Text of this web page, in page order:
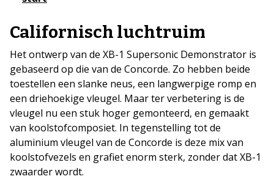
Californisch luchtruim
Het ontwerp van de XB-1 Supersonic Demonstrator is
gebaseerd op die van de Concorde. Zo hebben beide
toestellen een slanke neus, een langwerpige romp en
een driehoekige vleugel. Maar ter verbetering is de
vleugel nu een stuk hoger gemonteerd, en gemaakt
van koolstofcomposiet. In tegenstelling tot de
aluminium vleugel van de Concorde is deze mix van
koolstofvezels en grafiet enorm sterk, zonder dat XB-1
zwaarder wordt.